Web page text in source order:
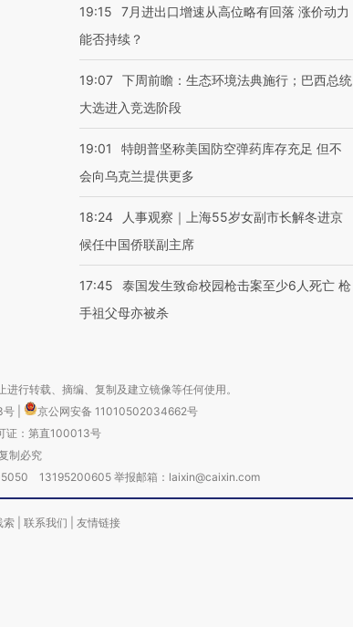
19:15
7月进出口增速从高位略有回落 涨价动力
能否持续？
19:07 下周前瞻：生态环境法典施行；巴西总统
大选进入竞选阶段
19:01
特朗普坚称美国防空弹药库存充足 但不
会向乌克兰提供更多
18:24
人事观察｜上海55岁女副市长解冬进京
候任中国侨联副主席
17:45
泰国发生致命校园枪击案至少6人死亡 枪
手祖父母亦被杀
行转载、摘编、复制及建立镜像等任何使用。
号
京公网安备 11010502034662号
证：第直100013号
制必究
13195200605 举报邮箱：laixin@caixin.com
索 联系我们 友情链接